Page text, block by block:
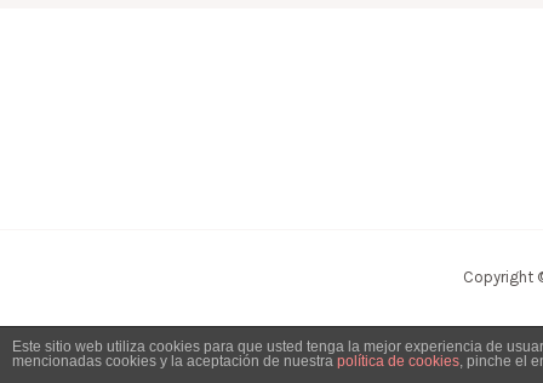
Copyright
Este sitio web utiliza cookies para que usted tenga la mejor experiencia de
mencionadas cookies y la aceptación de nuestra política de cookies , pinche el